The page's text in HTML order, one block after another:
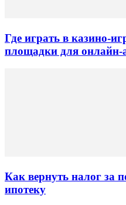
Где играть в казино-
площадки для онлайн-
Как вернуть налог за
ипотеку